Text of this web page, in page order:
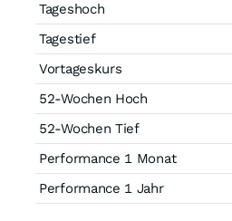
Tageshoch
Tagestief
Vortageskurs
52-Wochen Hoch
52-Wochen Tief
Performance 1 Monat
Performance 1 Jahr